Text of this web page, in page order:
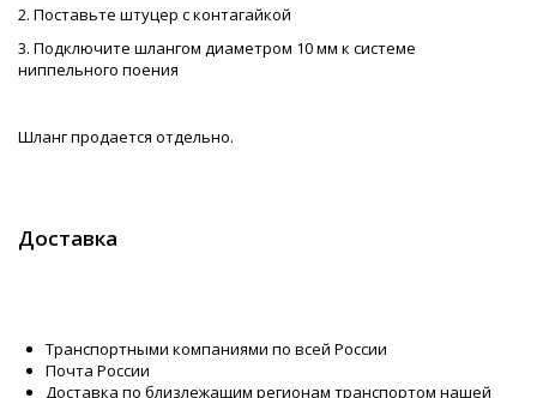
2. Поставьте штуцер с контагайкой
3. Подключите шлангом диаметром 10 мм к системе
ниппельного поения
Шланг продается отдельно.
Доставка
Транспортными компаниями по всей России
Почта России
Доставка по близлежащим регионам транспортом нашей